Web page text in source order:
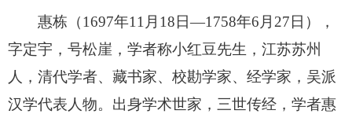
惠栋（1697年11月18日—1758年6月27日），
字定宇，号松崖，学者称小红豆先生，江苏苏州
人，清代学者、藏书家、校勘学家、经学家，吴派
汉学代表人物。出身学术世家，三世传经，学者惠